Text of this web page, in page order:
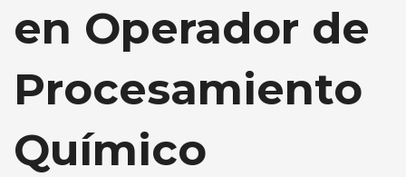
en Operador de
Procesamiento
Químico